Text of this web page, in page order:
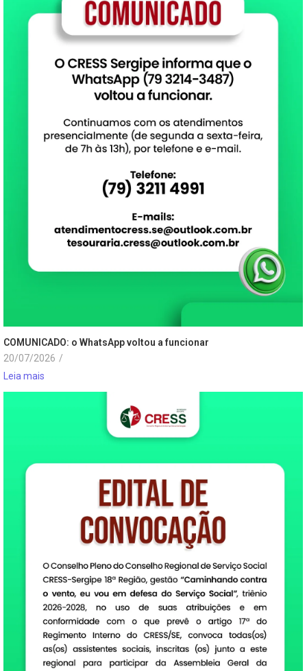
COMUNICADO: o WhatsApp voltou a funcionar
20/07/2026 /
Leia mais